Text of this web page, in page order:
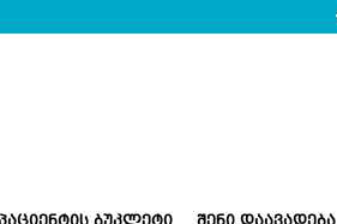
ᲑᲣᲙᲚᲔᲢᲘ ᲨᲔᲜᲘ ᲓᲐᲐᲕᲐᲓᲔᲑᲐ